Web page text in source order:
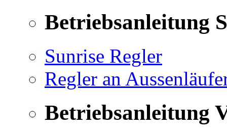
Betriebsanleitung
Sunrise Regler
Regler an
Betriebsanleitung